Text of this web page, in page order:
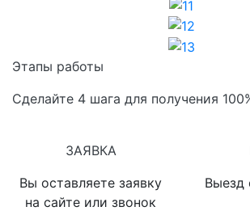
12
13
Этапы работы
Сделайте 4 шага для получения
ЗАЯВКА
Вы оставляете заявку
на сайте или звонок
Выезд